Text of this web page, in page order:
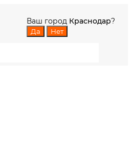
Ваш город Краснодар?